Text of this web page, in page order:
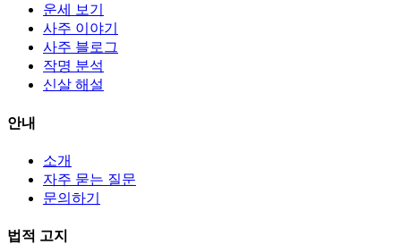
운세 보기
사주 이야기
사주 블로그
작명 분석
신살 해설
안내
소개
자주 묻는 질문
문의하기
법적 고지